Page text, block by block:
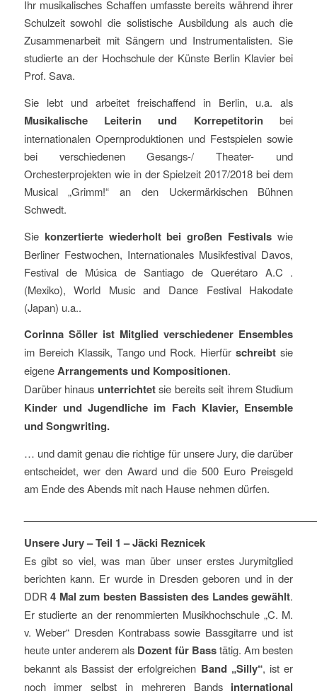
Ihr musikalisches Schaffen umfasste bereits während ihrer
Schulzeit sowohl die solistische Ausbildung als auch die
Zusammenarbeit mit Sängern und Instrumentalisten. Sie
studierte an der Hochschule der Künste Berlin Klavier bei
Prof. Sava.
Sie lebt und arbeitet freischaffend in Berlin, u.a. als
Musikalische Leiterin und Korrepetitorinbei
internationalen Opernproduktionen und Festspielen sowie
bei verschiedenen Gesangs-/ Theater- und
Orchesterprojekten wie in der Spielzeit 2017/2018 bei dem
Musical „Grimm!“ an den Uckermärkischen Bühnen
Schwedt.
Sie konzertierte wiederholt bei großen Festivals wie
Berliner Festwochen, Internationales Musikfestival Davos,
Festival de Música de Santiago de Querétaro A.C .
(Mexiko), World Music and Dance Festival Hakodate
(Japan) u.a..
Corinna Söller ist Mitglied verschiedener Ensembles
im Bereich Klassik, Tango und Rock. Hierfürschreibt sie
eigeneArrangements und Kompositionen.
Darüber hinaus unterrichtetsie bereits seit ihrem Studium
Kinder und Jugendliche im Fach Klavier, Ensemble
und Songwriting.
… und damit genau die richtige für unsere Jury, die darüber
entscheidet, wer den Award und die 500 Euro Preisgeld
am Ende des Abends mit nach Hause nehmen dürfen.
Unsere Jury – Teil 1 – Jäcki Reznicek
Es gibt so viel, was man über unser erstes Jurymitglied
berichten kann. Er wurde in Dresden geboren und in der
DDR4 Mal zum besten Bassisten des Landes gewählt.
Er studierte an der renommierten Musikhochschule „C. M.
v. Weber“ Dresden Kontrabass sowie Bassgitarre und ist
heute unter anderem als Dozent für Basstätig. Am besten
bekannt als Bassist der erfolgreichen Band „Silly“, ist er
noch immer selbst in mehreren Bands international